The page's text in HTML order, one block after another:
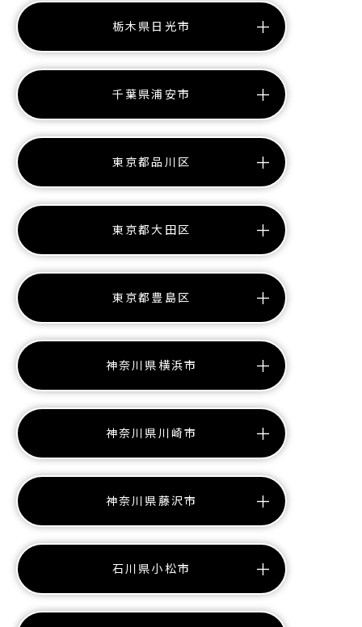
栃木県日光市
千葉県浦安市
東京都品川区
東京都大田区
東京都豊島区
神奈川県横浜市
神奈川県川崎市
神奈川県藤沢市
石川県小松市